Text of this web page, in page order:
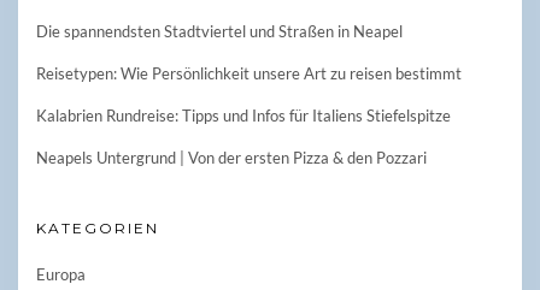
Die spannendsten Stadtviertel und Straßen in Neapel
Reisetypen: Wie Persönlichkeit unsere Art zu reisen bestimmt
Kalabrien Rundreise: Tipps und Infos für Italiens Stiefelspitze
Neapels Untergrund | Von der ersten Pizza & den Pozzari
KATEGORIEN
Europa